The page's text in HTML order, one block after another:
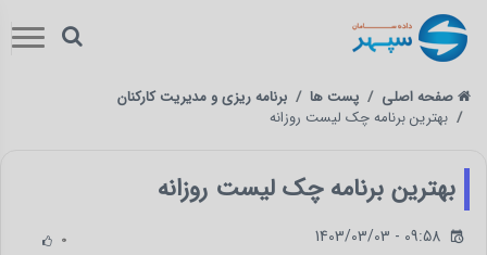
صفحه اصلی پست ها
برنامه ریزی و مدیریت کارکنان
بهترین برنامه چک لیست روزانه
بهترین برنامه چک لیست روزانه
0 1403/03/03 - 09:58